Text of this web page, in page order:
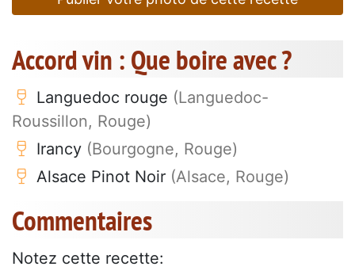
Accord vin : Que boire avec ?
Languedoc rouge (Languedoc-
Roussillon, Rouge)
Irancy (Bourgogne, Rouge)
Alsace Pinot Noir (Alsace, Rouge)
Commentaires
Notez cette recette: